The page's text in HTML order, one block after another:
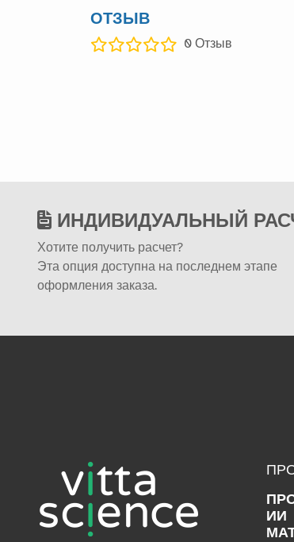
ОТЗЫВ
0 Отзыв
ИНДИВИДУАЛЬНЫЙ
Хотите получить расчет?
Эта опция доступна на последнем этапе
оформления заказа.
ИИ